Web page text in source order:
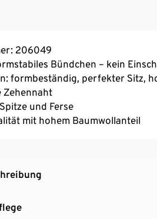
206049
Bündchen – kein
formbeständig, perfekter Sitz,
Zehennaht
und Ferse
mit hohem Baumwollanteil